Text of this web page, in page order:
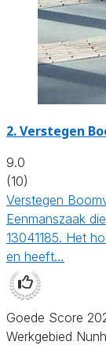
2.Verstegen
9.0
(10)
Verstegen
Eenmanszaak
13041185. Het
en heeft…
Goede Score
Werkgebied